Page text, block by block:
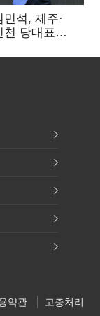
민석, 제주·
천 당대표
약관
고충처리